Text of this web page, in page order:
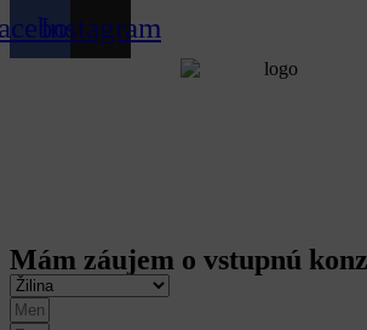
Instagram
Mám záujem o vstupnú